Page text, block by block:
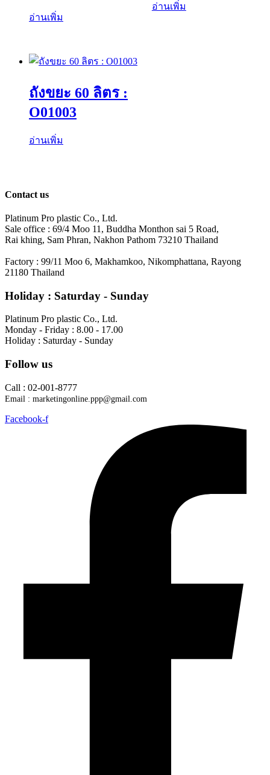
อ่านเพิ่ม
อ่านเพิ่ม
ถังขยะ 60 ลิตร :
O01003
อ่านเพิ่ม
Contact us
Platinum Pro plastic Co., Ltd.
Sale office : 69/4 Moo 11, Buddha Monthon sai 5 Road,
Rai khing, Sam Phran, Nakhon Pathom 73210 Thailand
Factory : 99/11 Moo 6, Makhamkoo, Nikomphattana, Rayong
21180 Thailand
Holiday : Saturday - Sunday ​
Platinum Pro plastic Co., Ltd.
Monday - Friday : 8.00 - 17.00
Holiday : Saturday - Sunday
Follow us
Call : 02-001-8777
Email : marketingonline.ppp@gmail.com
Facebook-f